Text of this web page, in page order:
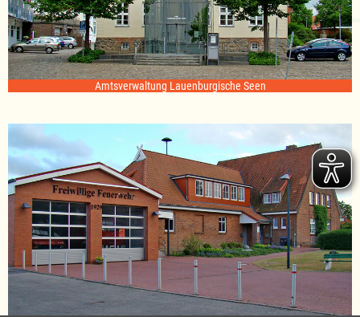
Amtsverwaltung Lauenburgische Seen